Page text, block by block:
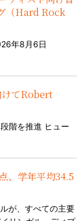
（Hard Rock
年8月6日
てRobert
階を推進 ヒュー
、学年平均34.5
が、すべての主要